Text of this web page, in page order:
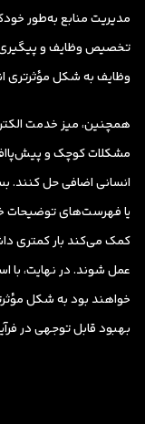
مدیریت منابع به‌طور
تخصیص وظایف و
وظایف به شکل مؤثرتری
همچنین، میز خدمت
مشکلات کوچک و
انسانی اضافی حل کنند.
یا فهرست‌های توضیحات
کمک می‌کند بار کمتری
عمل شوند. در نهایت، با
خواهند بود به شکل
بهبود قابل توجهی در